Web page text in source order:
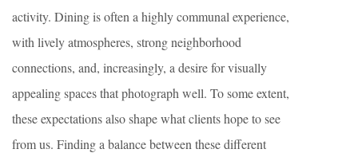
activity. Dining is often a highly communal experience,
with lively atmospheres, strong neighborhood
connections, and, increasingly, a desire for visually
appealing spaces that photograph well. To some extent,
these expectations also shape what clients hope to see
from us. Finding a balance between these different